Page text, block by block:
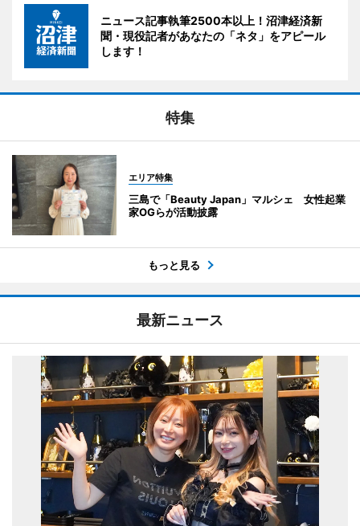
ニュース記事執筆2500本以上！沼津経済新
聞・現役記者があなたの「ネタ」をアピール
します！
特集
エリア特集
三島で「Beauty Japan」マルシェ 女性起業
家OGらが活動披露
もっと見る
最新ニュース